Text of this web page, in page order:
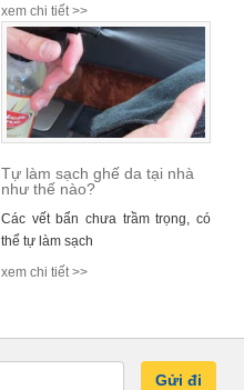
xem chi tiết >>
Tự làm sạch ghế da tại nhà
như thế nào?
Các vết bẩn chưa trầm trọng, có
thể tự làm sạch
xem chi tiết >>
Gửi đi